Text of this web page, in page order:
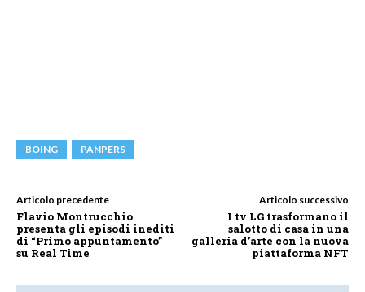
BOING PANPERS
Articolo precedente
Flavio Montrucchio
presenta gli episodi inediti
di “Primo appuntamento”
su Real Time
Articolo successivo
I tv LG trasformano il
salotto di casa in una
galleria d’arte con la nuova
piattaforma NFT